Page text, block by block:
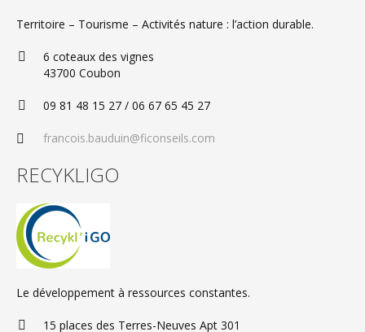
Territoire – Tourisme – Activités nature : l’action durable.
6 coteaux des vignes
43700 Coubon
09 81 48 15 27 / 06 67 65 45 27
francois.bauduin@ficonseils.com
RECYKLIGO
Le développement à ressources constantes.
15 places des Terres-Neuves Apt 301